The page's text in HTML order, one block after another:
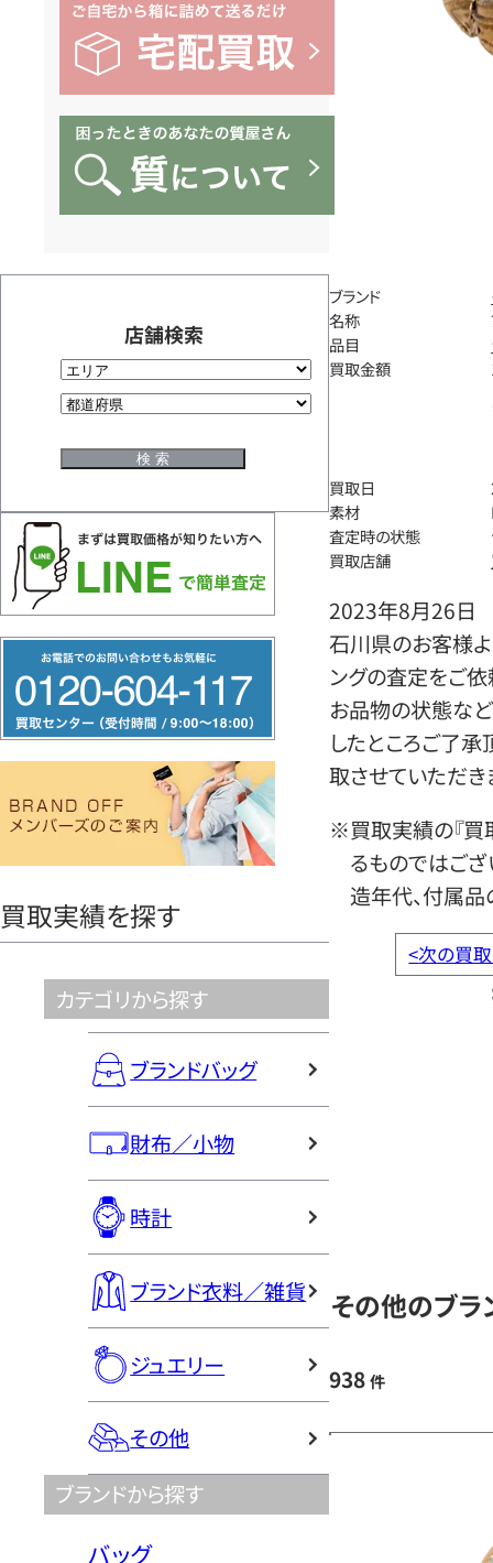
店舗検索
リ
ー
ヤ
買取実績を探す
カテゴリから探す
ブランドバッグ
財布／小物
時計
ブランド衣料／雑貨
ジュエリー
その他
ブランドから探す
バッグ
ブランド
名称
品目
買取金額
買取日
素材
査定時の状態
買取店舗
2023年8月26日
石川県のお客様
ングの査定をご依
お品物の状態など
したところご了
取させていただき
※買取実績の『買
るものではござ
造年代、付属品
<次の買
その他のブラ
938 件